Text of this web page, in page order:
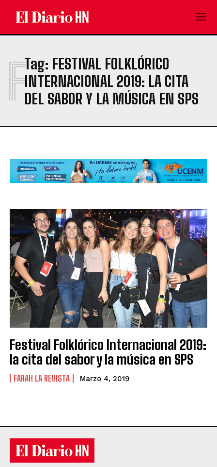
Tag: FESTIVAL FOLKLÓRICO
INTERNACIONAL 2019: LA CITA
DEL SABOR Y LA MÚSICA EN SPS
F
Festival Folklórico Internacional 2019:
la cita del sabor y la música en SPS
FARAH LA REVISTA Marzo 4, 2019